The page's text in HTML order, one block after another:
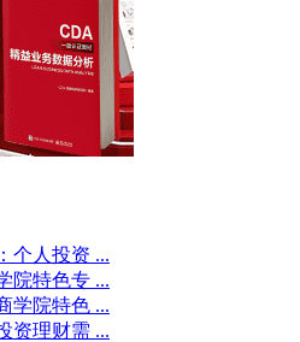
个人投资 ...
院特色专 ...
学院特色 ...
资理财需 ...